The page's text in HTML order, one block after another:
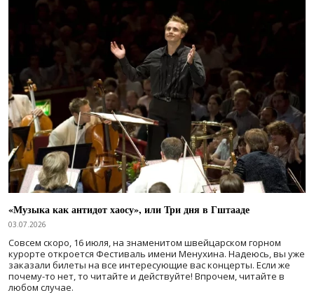
«Музыка как антидот хаосу», или Три дня в Гштааде
03.07.2026
Совсем скоро, 16 июля, на знаменитом швейцарском горном
курорте откроется Фестиваль имени Менухина. Надеюсь, вы уже
заказали билеты на все интересующие вас концерты. Если же
почему-то нет, то читайте и действуйте! Впрочем, читайте в
любом случае.